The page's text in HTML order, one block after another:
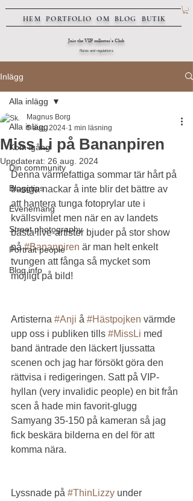
HEM PORTFOLIOOM BLOG BUTIK
Join the VIP collector's Club
Rules and regulations
Inlägg
Alla inlägg
Kom igång
Din community
Bloggtips
Evenemang
Street photography
Portrait people
Blog info
Alla inlägg
Miss Li på Bananpiren
Magnus Borg
5 aug. 2024 1 min läsning
Uppdaterat: 26 aug. 2024
Denna värmefattiga sommar tär hårt på
trasiga nackar å inte blir det bättre av
att hantera tunga fotoprylar ute i
kvällsvimlet men när en av landets
bästa live-artister bjuder på stor show
på #Bananpiren är man helt enkelt
tvungen att fånga så mycket som
möjligt på bild!
Artisterna #Anji å #Hästpojken värmde
upp oss i publiken tills #MissLi med
band äntrade den läckert ljussatta
scenen och jag har försökt göra den
rättvisa i redigeringen. Satt på VIP-
hyllan (very invalidic people) en bit från
scen å hade min favorit-glugg
Samyang 35-150 på kameran så jag
fick beskära bilderna en del för att
komma nära.
Lyssnade på #ThinLizzy under